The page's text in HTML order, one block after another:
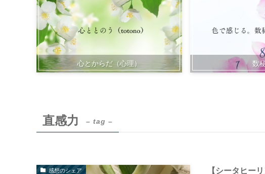
心とからだ（心理） 数
直感力 – tag –
感想のシェア 【シータヒー